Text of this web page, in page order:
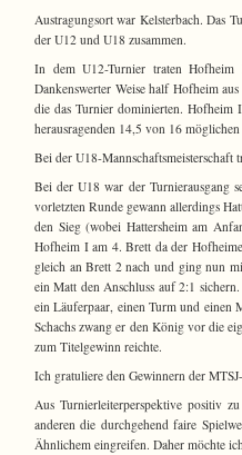
Austragungsort war Kelsterbach. Das
der U12 und U18 zusammen.
In dem U12-Turnier traten
Dankenswerter Weise half Hofheim
die das Turnier dominierten. Hofheim
herausragenden 14,5 von 16
Bei der U18-
Bei der U18 war der Turnierausgang
vorletzten Runde gewann allerdings
den Sieg (wobei Hattersheim am
Hofheim I am 4. Brett da der
gleich an Brett 2 nach und ging nun
ein Matt den Anschluss auf 2:1
ein Läuferpaar, einen Turm und einen
Schachs zwang er den König vor die
zum Titelgewinn reichte.
Ich gratuliere den Gewinnern der
Aus Turnierleiterperspektive positiv
anderen die durchgehend faire
Ähnlichem eingreifen. Daher möchte